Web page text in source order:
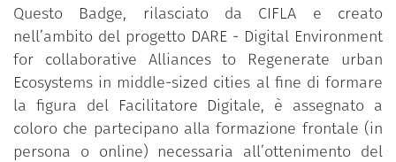
Questo Badge, rilasciato da CIFLA e creato
nell’ambito del progetto DARE - Digital Environment
for collaborative Alliances to Regenerate urban
Ecosystems in middle-sized cities al fine di formare
la figura del Facilitatore Digitale, è assegnato a
coloro che partecipano alla formazione frontale (in
persona o online) necessaria all’ottenimento del